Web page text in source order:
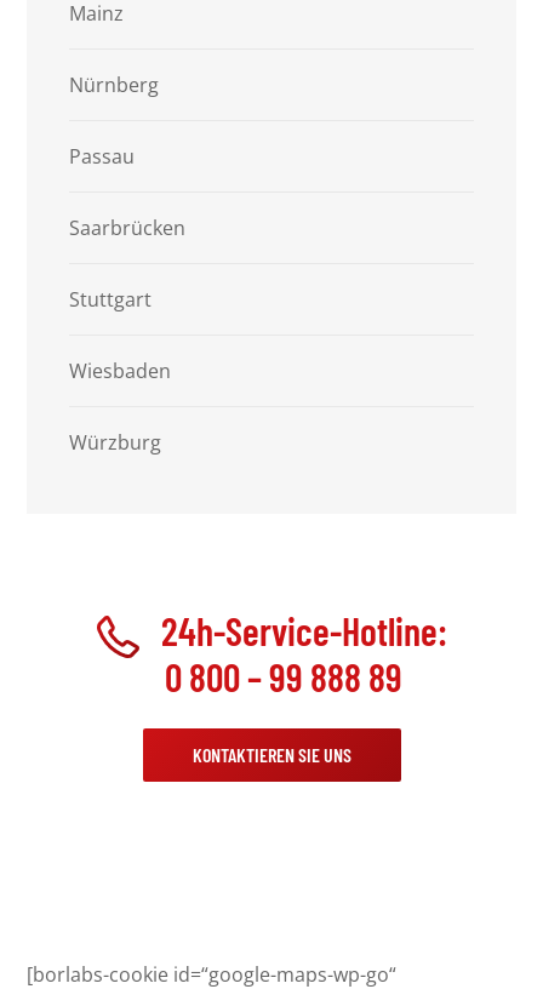
Mainz
Nürnberg
Passau
Saarbrücken
Stuttgart
Wiesbaden
Würzburg
24h-Service-Hotline:
0 800 – 99 888 89
KONTAKTIEREN SIE UNS
[borlabs-cookie id=“google-maps-wp-go“